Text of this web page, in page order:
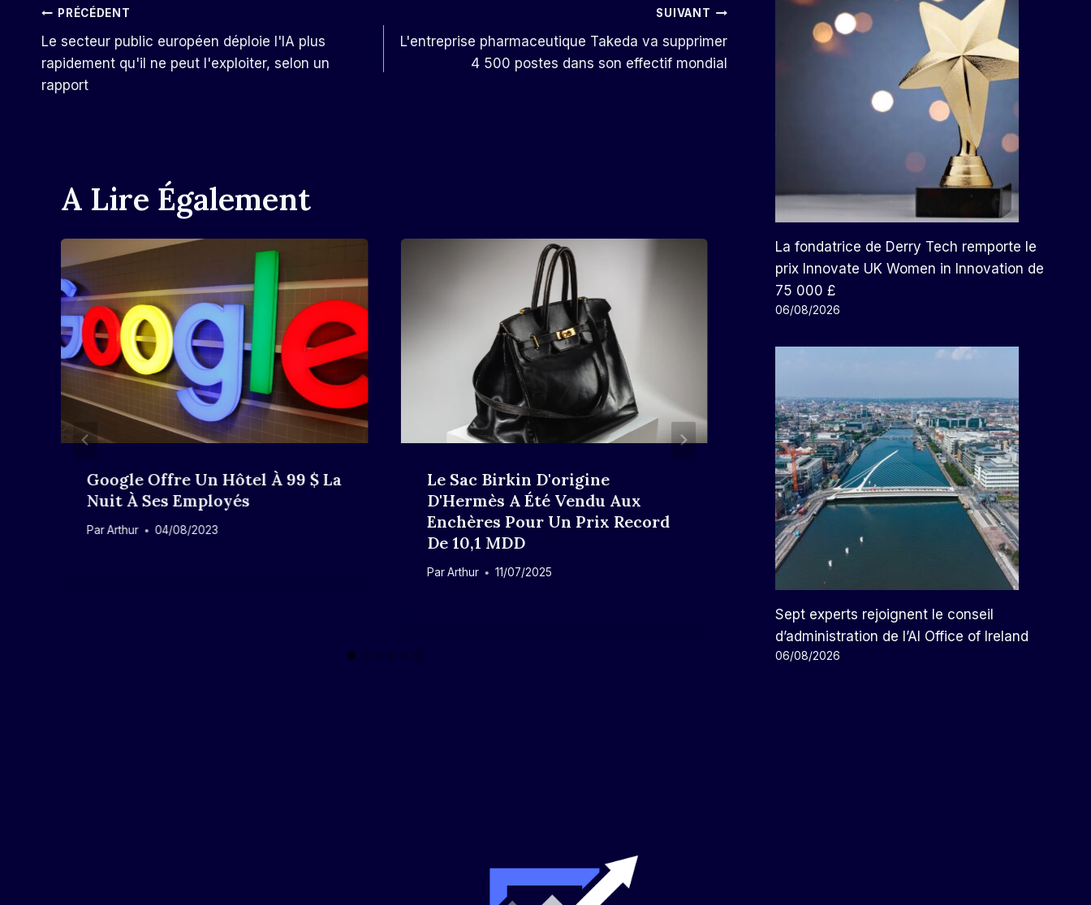
Navigation
De
L’article
PRÉCÉDENT
Le secteur public européen déploie l'IA plus
rapidement qu'il ne peut l'exploiter, selon un
rapport
SUIVANT
L'entreprise pharmaceutique Takeda va supprimer
4 500 postes dans son effectif mondial
A Lire Également
Google Offre Un Hôtel À 99 $ La
Nuit À Ses Employés
ParArthur 04/08/2023
Le Sac Birkin D'origine
D'Hermès A Été Vendu Aux
Enchères Pour Un Prix Record
De 10,1 MDD
Par Arthur 11/07/2025
Mexicana De Aviación Reprend
La Vente De Billets
ParArthur
La fondatrice de Derry Tech remporte le
prix Innovate UK Women in Innovation de
75 000 £
06/08/2026
Sept experts rejoignent le conseil
d’administration de l’AI Office of Ireland
06/08/2026